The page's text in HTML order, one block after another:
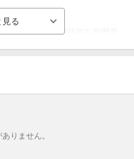
て、当時の最新技術を垣間見
、歴史的資料として当時の表
りません。